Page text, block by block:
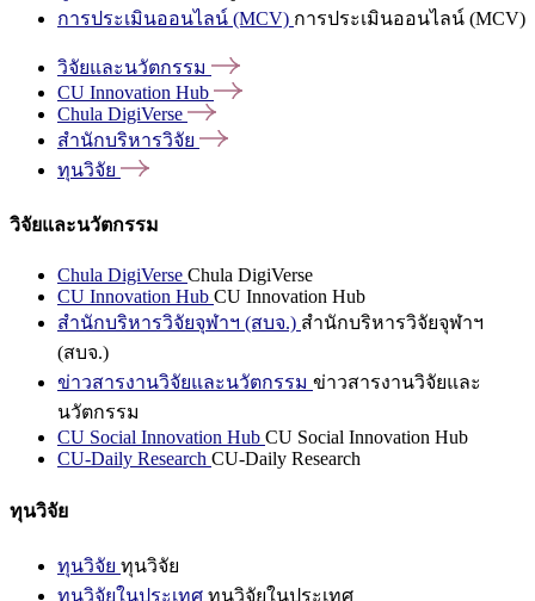
การประเมินออนไลน์ (MCV) การประเมินออนไลน์ (MCV)
วิจัยและนวัตกรรม
CU Innovation Hub
Chula DigiVerse
สำนักบริหารวิจัย
ทุนวิจัย
วิจัยและนวัตกรรม
Chula DigiVerse Chula DigiVerse
CU Innovation Hub CU Innovation Hub
สำนักบริหารวิจัยจุฬาฯ (สบจ.) สำนักบริหารวิจัยจุฬาฯ
(สบจ.)
ข่าวสารงานวิจัยและนวัตกรรม ข่าวสารงานวิจัยและ
นวัตกรรม
CU Social Innovation Hub CU Social Innovation Hub
CU-Daily Research CU-Daily Research
ทุนวิจัย
ทุนวิจัย ทุนวิจัย
ทุนวิจัยในประเทศ ทุนวิจัยในประเทศ